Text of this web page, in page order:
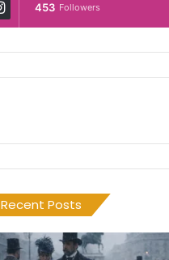
453 Followers
Recent Posts